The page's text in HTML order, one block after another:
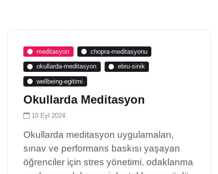
meditasyon chopra-meditasyonu
okullarda-meditasyon ebru-sinik
wellbeing-egitimi
Okullarda Meditasyon
10 Eyl 2024
Okullarda meditasyon uygulamaları,
sınav ve performans baskısı yaşayan
öğrenciler için stres yönetimi, odaklanma